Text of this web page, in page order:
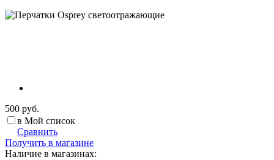
500 руб.
в Мой список
Сравнить
Получить в магазине
Наличие в магазинах: